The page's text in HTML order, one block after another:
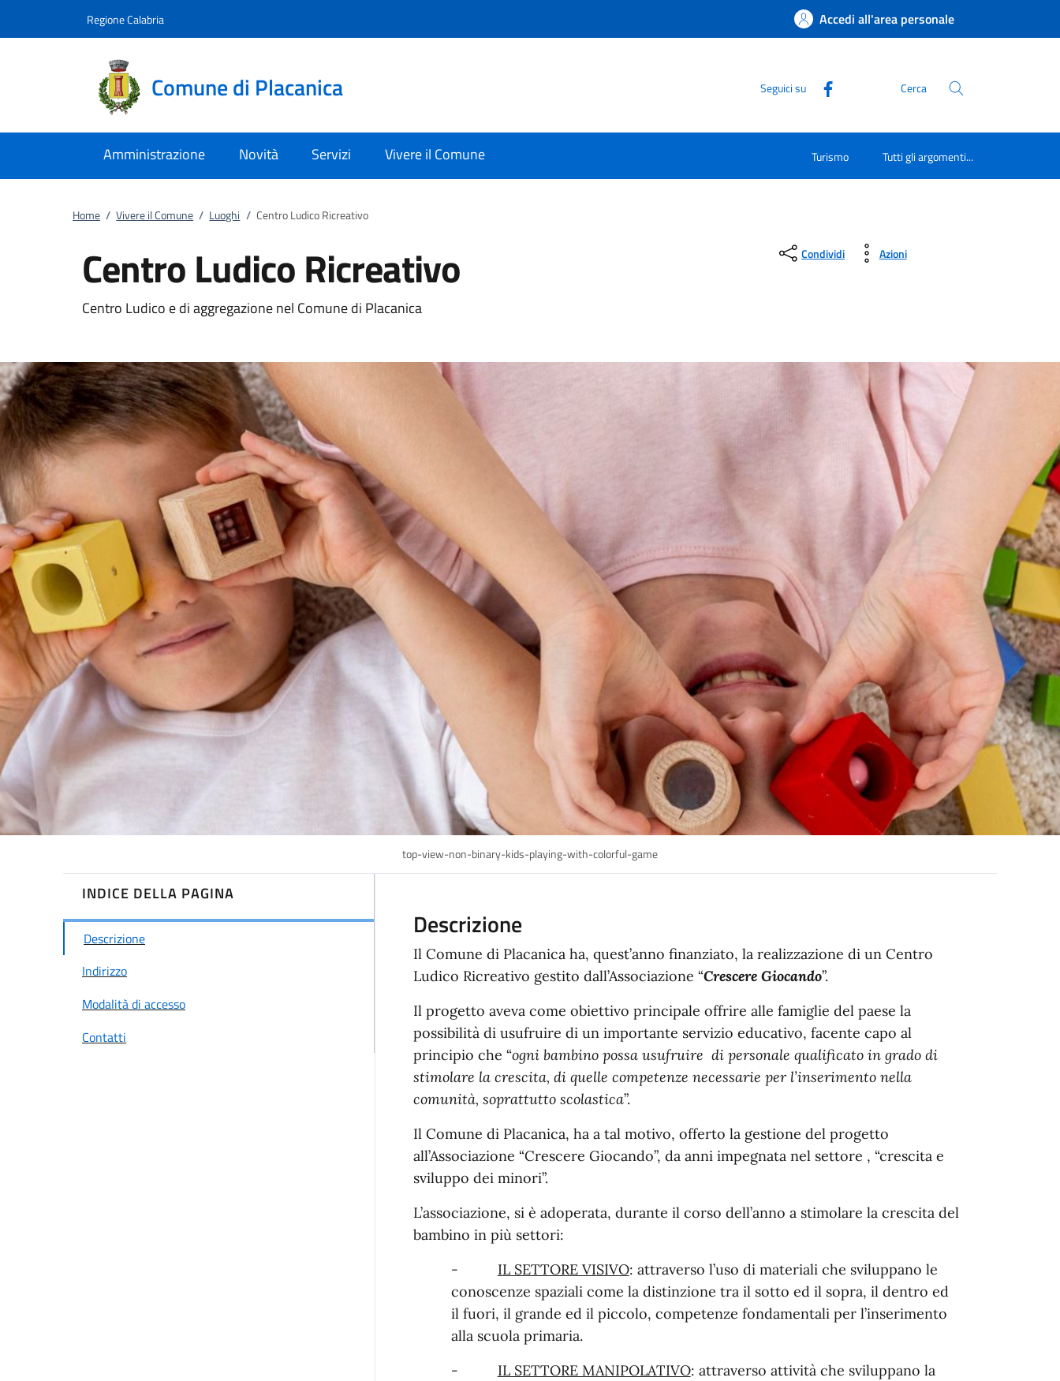
Regione Calabria Accedi all'area personale
Comune di Placanica Seguici su Cerca
Amministrazione Novità Servizi Vivere il Comune Turismo Tutti gli argomenti...
Home / Vivere il Comune / Luoghi / Centro Ludico Ricreativo
Centro Ludico Ricreativo
Centro Ludico e di aggregazione nel Comune di Placanica
Condividi Azioni
top-view-non-binary-kids-playing-with-colorful-game
INDICE DELLA PAGINA
Descrizione
Indirizzo
Modalità di accesso
Contatti
Descrizione
Il Comune di Placanica ha, quest’anno finanziato, la realizzazione di un Centro
Ludico Ricreativo gestito dall’Associazione “Crescere Giocando”.
Il progetto aveva come obiettivo principale offrire alle famiglie del paese la
possibilità di usufruire di un importante servizio educativo, facente capo al
principio che “ogni bambino possa usufruire di personale qualificato in grado di
stimolare la crescita, di quelle competenze necessarie per l’inserimento nella
comunità, soprattutto scolastica”.
Il Comune di Placanica, ha a tal motivo, offerto la gestione del progetto
all’Associazione “Crescere Giocando”, da anni impegnata nel settore , “crescita e
sviluppo dei minori”.
L’associazione, si è adoperata, durante il corso dell’anno a stimolare la crescita del
bambino in più settori:
- IL SETTORE VISIVO: attraverso l’uso di materiali che sviluppano le
conoscenze spaziali come la distinzione tra il sotto ed il sopra, il dentro ed
il fuori, il grande ed il piccolo, competenze fondamentali per l’inserimento
alla scuola primaria.
- IL SETTORE MANIPOLATIVO: attraverso attività che sviluppano la